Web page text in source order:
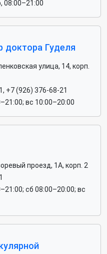
08:00–21:00
доктора Гуделя
улица, 14, корп.
+7 (926) 376-68-21
вс 10:00–20:00
проезд, 1А, корп. 2
сб 08:00–20:00; вс